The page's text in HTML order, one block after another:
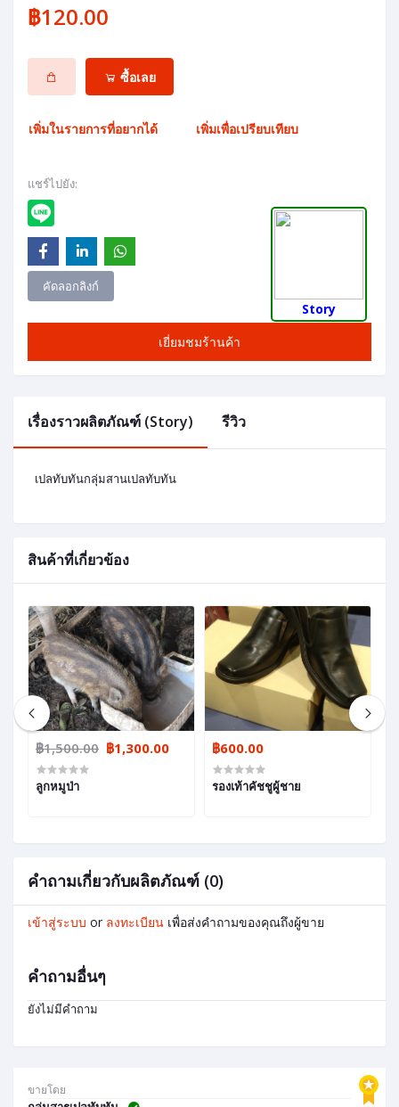
฿120.00
ซื้อเลย
เพิ่มในรายการที่อยากได้ เพิ่มเพื่อเปรียบเทียบ
แชร์ไปยัง:
คัดลอกลิงก์
เยี่ยมชมร้านค้า
Story
ขายโดย
เรื่องราวผลิตภัณฑ์ (Story) รีวิว
เปลทับทันกลุ่มสานเปลทับทัน
สินค้าที่เกี่ยวข้อง
฿1,500.00 ฿1,300.00
ลูกหมูป่า
฿600.00
รองเท้าคัชชูผู้ชาย
คำถามเกี่ยวกับผลิตภัณฑ์ (0)
เข้าสู่ระบบ or ลงทะเบียน เพื่อส่งคำถามของคุณถึงผู้ขาย
คำถามอื่นๆ
ยังไม่มีคำถาม